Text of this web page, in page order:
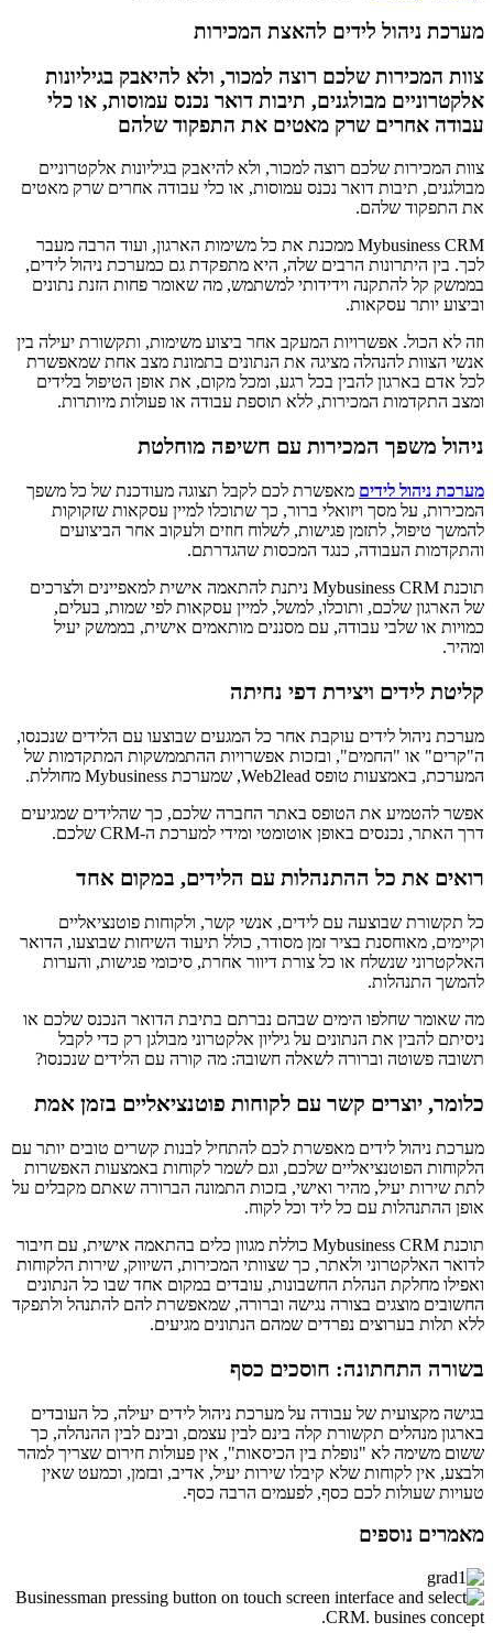
מערכת ניהול לידים להאצת המכירות
צוות המכירות שלכם רוצה למכור, ולא להיאבק בגיליונות
אלקטרוניים מבולגנים, תיבות דואר נכנס עמוסות, או כלי
עבודה אחרים שרק מאטים את התפקוד שלהם
צוות המכירות שלכם רוצה למכור, ולא להיאבק בגיליונות אלקטרוניים
מבולגנים, תיבות דואר נכנס עמוסות, או כלי עבודה אחרים שרק מאטים
את התפקוד שלהם.
Mybusiness CRM ממכנת את כל משימות הארגון, ועוד הרבה מעבר
לכך. בין היתרונות הרבים שלה, היא מתפקדת גם כמערכת ניהול לידים,
בממשק קל להתקנה וידידותי למשתמש, מה שאומר פחות הזנת נתונים
וביצוע יותר עסקאות.
וזה לא הכול. אפשרויות המעקב אחר ביצוע משימות, ותקשורת יעילה בין
אנשי הצוות להנהלה מציגה את הנתונים בתמונת מצב אחת שמאפשרת
לכל אדם בארגון להבין בכל רגע, ומכל מקום, את אופן הטיפול בלידים
ומצב התקדמות המכירות, ללא תוספת עבודה או פעולות מיותרות.
ניהול משפך המכירות עם חשיפה מוחלטת
מערכת ניהול לידים מאפשרת לכם לקבל תצוגה מעודכנת של כל משפך
המכירות, על מסך ויזואלי ברור, כך שתוכלו למיין עסקאות שזקוקות
להמשך טיפול, לתזמן פגישות, לשלוח חוזים ולעקוב אחר הביצועים
והתקדמות העבודה, כנגד המכסות שהגדרתם.
תוכנת Mybusiness CRM ניתנת להתאמה אישית למאפיינים ולצרכים
של הארגון שלכם, ותוכלו, למשל, למיין עסקאות לפי שמות, בעלים,
כמויות או שלבי עבודה, עם מסננים מותאמים אישית, בממשק יעיל
ומהיר.
קליטת לידים ויצירת דפי נחיתה
מערכת ניהול לידים עוקבת אחר כל המגעים שבוצעו עם הלידים שנכנסו,
ה"קרים" או "החמים", ובזכות אפשרויות ההתממשקות המתקדמות של
המערכת, באמצעות טופס Web2lead, שמערכת Mybusiness מחוללת.
אפשר להטמיע את הטופס באתר החברה שלכם, כך שהלידים שמגיעים
דרך האתר, נכנסים באופן אוטומטי ומידי למערכת ה-CRM שלכם.
רואים את כל ההתנהלות עם הלידים, במקום אחד
כל תקשורת שבוצעה עם לידים, אנשי קשר, ולקוחות פוטנציאליים
וקיימים, מאוחסנת בציר זמן מסודר, כולל תיעוד השיחות שבוצעו, הדואר
האלקטרוני שנשלח או כל צורת דיוור אחרת, סיכומי פגישות, והערות
להמשך התנהלות.
מה שאומר שחלפו הימים שבהם נברתם בתיבת הדואר הנכנס שלכם או
ניסיתם להבין את הנתונים על גיליון אלקטרוני מבולגן רק כדי לקבל
תשובה פשוטה וברורה לשאלה חשובה: מה קורה עם הלידים שנכנסו?
כלומר, יוצרים קשר עם לקוחות פוטנציאליים בזמן אמת
מערכת ניהול לידים מאפשרת לכם להתחיל לבנות קשרים טובים יותר עם
הלקוחות הפוטנציאליים שלכם, וגם לשמר לקוחות באמצעות האפשרות
לתת שירות יעיל, מהיר ואישי, בזכות התמונה הברורה שאתם מקבלים על
אופן ההתנהלות עם כל ליד וכל לקוח.
תוכנת Mybusiness CRM כוללת מגוון כלים בהתאמה אישית, עם חיבור
לדואר האלקטרוני ולאתר, כך שצוותי המכירות, השיווק, שירות הלקוחות
ואפילו מחלקת הנהלת החשבונות, עובדים במקום אחד שבו כל הנתונים
החשובים מוצגים בצורה נגישה וברורה, שמאפשרת להם להתנהל ולתפקד
ללא תלות בערוצים נפרדים שמהם הנתונים מגיעים.
בשורה התחתונה: חוסכים כסף
בגישה מקצועית של עבודה על מערכת ניהול לידים יעילה, כל העובדים
בארגון מנהלים תקשורת קלה בינם לבין עצמם, ובינם לבין ההנהלה, כך
ששום משימה לא "נופלת בין הכיסאות", אין פעולות חירום שצריך למהר
ולבצע, אין לקוחות שלא קיבלו שירות יעיל, אדיב, ובזמן, וכמעט שאין
טעויות שעולות לכם כסף, לפעמים הרבה כסף.
מאמרים נוספים